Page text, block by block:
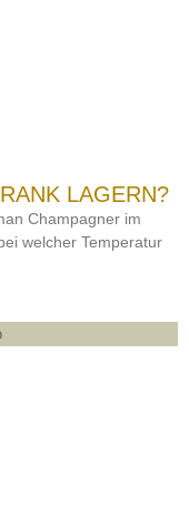
LAGERN?
Champagner im
welcher Temperatur